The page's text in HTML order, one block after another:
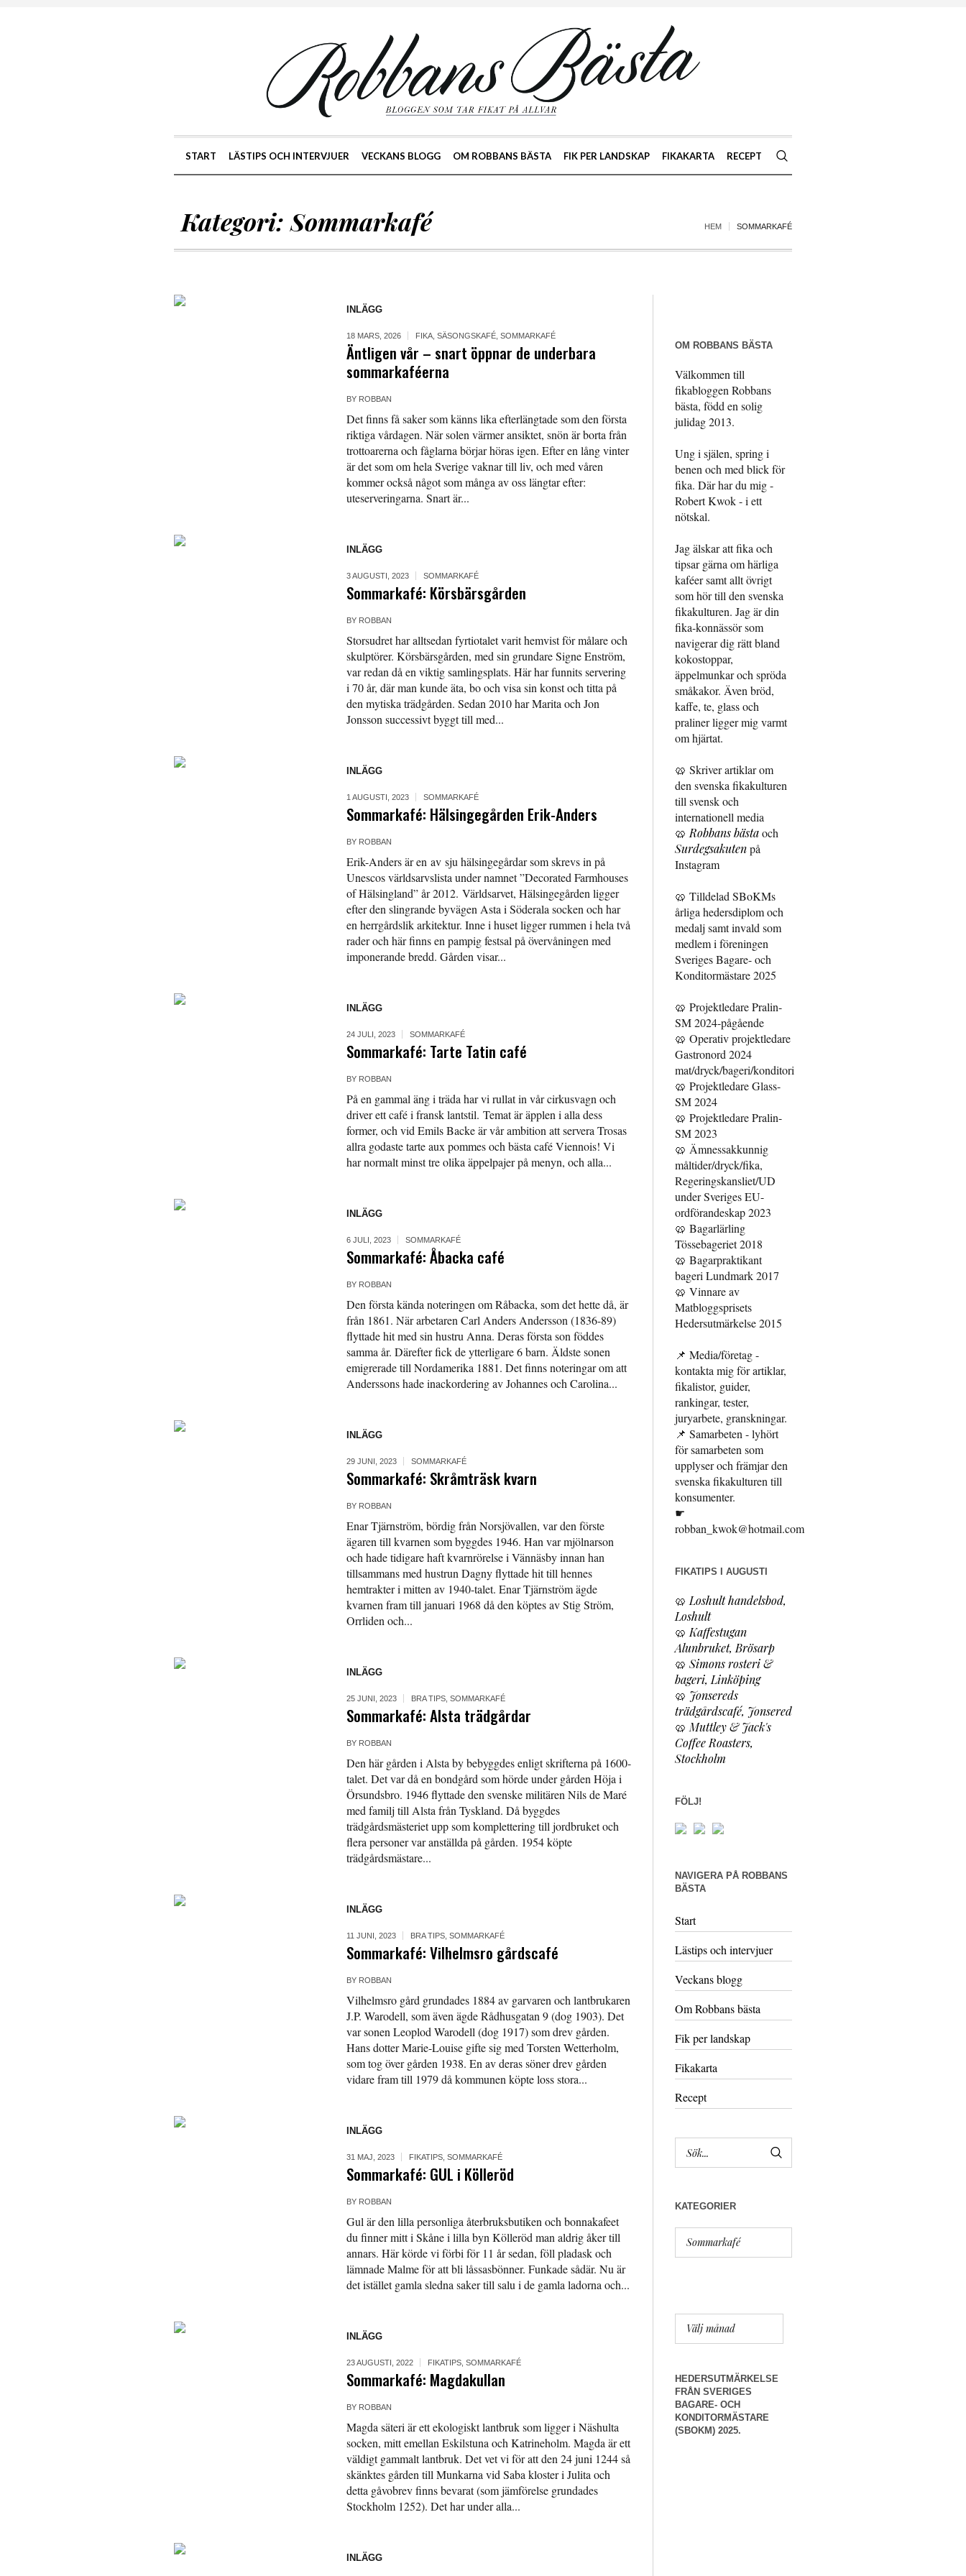
START LÄSTIPS OCH INTERVJUER VECKANS BLOGG OM ROBBANS BÄSTA FIK PER LANDSKAP FIKAKARTA RECEPT
Kategori:Sommarkafé HEM SOMMARKAFÉ
INLÄGG
18 MARS, 2026 FIKA, SÄSONGSKAFÉ, SOMMARKAFÉ
Äntligen vår – snart öppnar de underbara
sommarkaféerna
BY ROBBAN
Det finns få saker som känns lika efterlängtade som den första
riktiga vårdagen. När solen värmer ansiktet, snön är borta från
trottoarerna och fåglarna börjar höras igen. Efter en lång vinter
är det som om hela Sverige vaknar till liv, och med våren
kommer också något som många av oss längtar efter:
uteserveringarna. Snart är...
INLÄGG
3 AUGUSTI, 2023 SOMMARKAFÉ
Sommarkafé: Körsbärsgården
BY ROBBAN
Storsudret har alltsedan fyrtiotalet varit hemvist för målare och
skulptörer. Körsbärsgården, med sin grundare Signe Enström,
var redan då en viktig samlingsplats. Här har funnits servering
i 70 år, där man kunde äta, bo och visa sin konst och titta på
den mytiska trädgården. Sedan 2010 har Marita och Jon
Jonsson successivt byggt till med...
INLÄGG
1 AUGUSTI, 2023 SOMMARKAFÉ
Sommarkafé: Hälsingegården Erik-Anders
BY ROBBAN
Erik-Anders är en av sju hälsingegårdar som skrevs in på
Unescos världsarvslista under namnet ”Decorated Farmhouses
of Hälsingland” år 2012. Världsarvet, Hälsingegården ligger
efter den slingrande byvägen Asta i Söderala socken och har
en herrgårdslik arkitektur. Inne i huset ligger rummen i hela två
rader och här finns en pampig festsal på övervåningen med
imponerande bredd. Gården visar...
INLÄGG
24 JULI, 2023 SOMMARKAFÉ
Sommarkafé: Tarte Tatin café
BY ROBBAN
På en gammal äng i träda har vi rullat in vår cirkusvagn och
driver ett café i fransk lantstil. Temat är äpplen i alla dess
former, och vid Emils Backe är vår ambition att servera Trosas
allra godaste tarte aux pommes och bästa café Viennois! Vi
har normalt minst tre olika äppelpajer på menyn, och alla...
INLÄGG
6 JULI, 2023 SOMMARKAFÉ
Sommarkafé: Åbacka café
BY ROBBAN
Den första kända noteringen om Råbacka, som det hette då, är
från 1861. När arbetaren Carl Anders Andersson (1836-89)
flyttade hit med sin hustru Anna. Deras första son föddes
samma år. Därefter fick de ytterligare 6 barn. Äldste sonen
emigrerade till Nordamerika 1881. Det finns noteringar om att
Anderssons hade inackordering av Johannes och Carolina...
INLÄGG
29 JUNI, 2023 SOMMARKAFÉ
Sommarkafé: Skråmträsk kvarn
BY ROBBAN
Enar Tjärnström, bördig från Norsjövallen, var den förste
ägaren till kvarnen som byggdes 1946. Han var mjölnarson
och hade tidigare haft kvarnrörelse i Vännäsby innan han
tillsammans med hustrun Dagny flyttade hit till hennes
hemtrakter i mitten av 1940-talet. Enar Tjärnström ägde
kvarnen fram till januari 1968 då den köptes av Stig Ström,
Orrliden och...
INLÄGG
25 JUNI, 2023 BRA TIPS, SOMMARKAFÉ
Sommarkafé: Alsta trädgårdar
BY ROBBAN
Den här gården i Alsta by bebyggdes enligt skrifterna på 1600-
talet. Det var då en bondgård som hörde under gården Höja i
Örsundsbro. 1946 flyttade den svenske militären Nils de Maré
med familj till Alsta från Tyskland. Då byggdes
trädgårdsmästeriet upp som komplettering till jordbruket och
flera personer var anställda på gården. 1954 köpte
trädgårdsmästare...
INLÄGG
11 JUNI, 2023 BRA TIPS, SOMMARKAFÉ
Sommarkafé: Vilhelmsro gårdscafé
BY ROBBAN
Vilhelmsro gård grundades 1884 av garvaren och lantbrukaren
J.P. Warodell, som även ägde Rådhusgatan 9 (dog 1903). Det
var sonen Leoplod Warodell (dog 1917) som drev gården.
Hans dotter Marie-Louise gifte sig med Torsten Wetterholm,
som tog över gården 1938. En av deras söner drev gården
vidare fram till 1979 då kommunen köpte loss stora...
INLÄGG
31 MAJ, 2023 FIKATIPS, SOMMARKAFÉ
Sommarkafé: GUL i Kölleröd
BY ROBBAN
Gul är den lilla personliga återbruksbutiken och bonnakafeet
du finner mitt i Skåne i lilla byn Kölleröd man aldrig åker till
annars. Här körde vi förbi för 11 år sedan, föll pladask och
lämnade Malme för att bli låssasbönner. Funkade sådär. Nu är
det istället gamla sledna saker till salu i de gamla ladorna och...
INLÄGG
23 AUGUSTI, 2022 FIKATIPS, SOMMARKAFÉ
Sommarkafé: Magdakullan
BY ROBBAN
Magda säteri är ett ekologiskt lantbruk som ligger i Näshulta
socken, mitt emellan Eskilstuna och Katrineholm. Magda är ett
väldigt gammalt lantbruk. Det vet vi för att den 24 juni 1244 så
skänktes gården till Munkarna vid Saba kloster i Julita och
detta gåvobrev finns bevarat (som jämförelse grundades
Stockholm 1252). Det har under alla...
INLÄGG
OM ROBBANS BÄSTA
Välkommen till
fikabloggen Robbans
bästa, född en solig
julidag 2013.
Ung i själen, spring i
benen och med blick för
fika. Där har du mig -
Robert Kwok - i ett
nötskal.
Jag älskar att fika och
tipsar gärna om härliga
kaféer samt allt övrigt
som hör till den svenska
fikakulturen. Jag är din
fika-konnässör som
navigerar dig rätt bland
kokostoppar,
äppelmunkar och spröda
småkakor. Även bröd,
kaffe, te, glass och
praliner ligger mig varmt
om hjärtat.
🥨 Skriver artiklar om
den svenska fikakulturen
till svensk och
internationell media
🥨 Robbans bästaoch
Surdegsakutenpå
Instagram
🥨 Tilldelad SBoKMs
årliga hedersdiplom och
medalj samt invald som
medlem i föreningen
Sveriges Bagare- och
Konditormästare 2025
🥨 Projektledare Pralin-
SM 2024-pågående
🥨 Operativ projektledare
Gastronord 2024
mat/dryck/bageri/konditori
🥨 Projektledare Glass-
SM 2024
🥨 Projektledare Pralin-
SM 2023
🥨 Ämnessakkunnig
måltider/dryck/fika,
Regeringskansliet/UD
under Sveriges EU-
ordförandeskap 2023
🥨 Bagarlärling
Tössebageriet 2018
🥨 Bagarpraktikant
bageri Lundmark 2017
🥨 Vinnare av
Matbloggsprisets
Hedersutmärkelse 2015
📌 Media/företag -
kontakta mig för artiklar,
fikalistor, guider,
rankingar, tester,
juryarbete, granskningar.
📌 Samarbeten - lyhört
för samarbeten som
upplyser och främjar den
svenska fikakulturen till
konsumenter.
☛
robban_kwok@hotmail.com
FIKATIPS I AUGUSTI
🥨 Loshult handelsbod,
Loshult
🥨 Kaffestugan
Alunbruket, Brösarp
🥨 Simons rosteri &
bageri, Linköping
🥨 Jonsereds
trädgårdscafé, Jonsered
🥨 Muttley & Jack's
Coffee Roasters,
Stockholm
FÖLJ!
NAVIGERA PÅ ROBBANS
BÄSTA
Start
Lästips och intervjuer
Veckans blogg
Om Robbans bästa
Fik per landskap
Fikakarta
Recept
KATEGORIER
HEDERSUTMÄRKELSE
FRÅN SVERIGES
BAGARE- OCH
KONDITORMÄSTARE
(SBOKM) 2025.